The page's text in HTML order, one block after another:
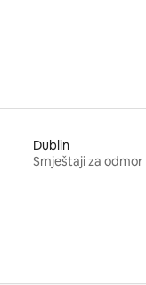
Dublin
Smještaji za odmor